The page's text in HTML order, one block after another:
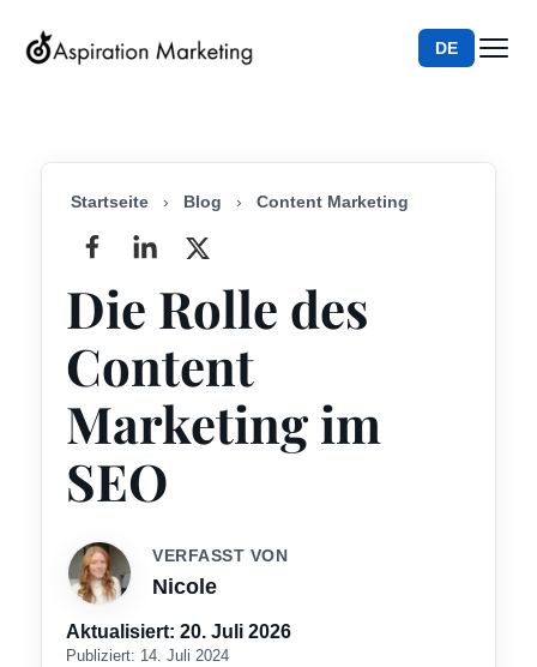
DE
Startseite › Blog › Content Marketing
Die Rolle des
Content
Marketing im
SEO
VERFASST VON
Nicole
Aktualisiert: 20. Juli 2026
Publiziert: 14. Juli 2024